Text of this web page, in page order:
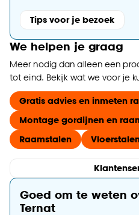
Tips voor je bezoek
We helpen je graag
Meer nodig dan alleen een
tot eind. Bekijk wat we voor je
Gratis advies en inmeten
Montage gordijnen en
Raamstalen
Goed om te weten
Ternat